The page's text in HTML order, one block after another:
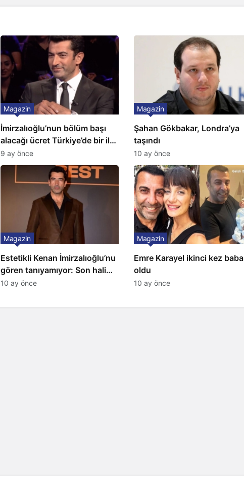
İmirzalıoğlu’nun bölüm başı
alacağı ücret Türkiye’de bir ilk:
Gözünü 2 ilçeye dikti!
Magazin
9 ay önce
Şahan Gökbakar, Londra’ya
taşındı
Magazin
10 ay önce
Estetikli Kenan İmirzalıoğlu’nu
gören tanıyamıyor: Son hali
şaşırttı
Magazin
10 ay önce
Emre Karayel ikinci kez baba
oldu
Magazin
10 ay önce